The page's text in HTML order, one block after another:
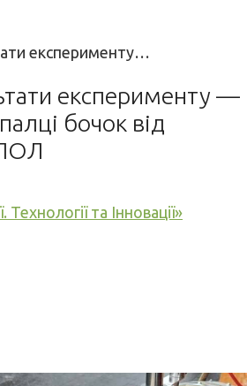
експерименту…
експерименту —
бочок від
та Інновації»